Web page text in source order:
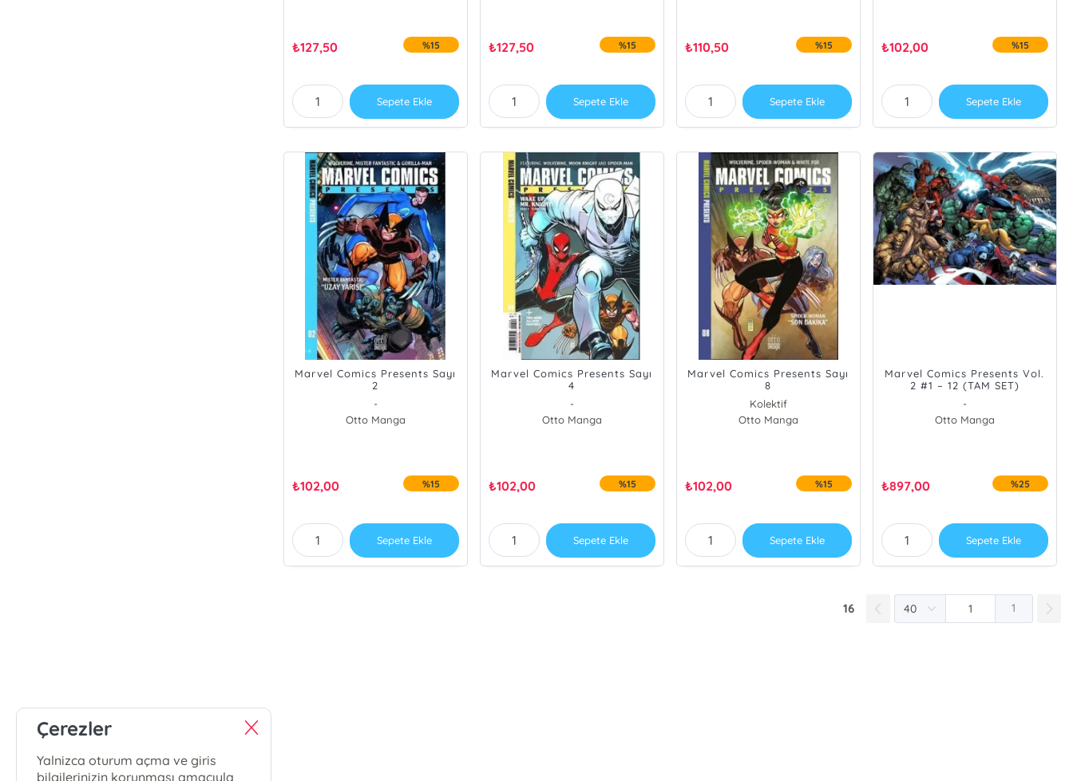
₺127,50 %15
Sepete Ekle
₺127,50 %15
Sepete Ekle
₺110,50 %15
Sepete Ekle
₺102,00 %15
Sepete Ekle
Marvel Comics Presents Sayı
2
-
Otto Manga
₺102,00 %15
Sepete Ekle
Marvel Comics Presents Sayı
4
-
Otto Manga
₺102,00 %15
Sepete Ekle
Marvel Comics Presents Sayı
8
Kolektif
Otto Manga
₺102,00 %15
Sepete Ekle
Marvel Comics Presents Vol.
2 #1 – 12 (TAM SET)
-
Otto Manga
₺897,00 %25
Sepete Ekle
16 1
Çerezler
Yalnizca oturum açma ve giris
bilgilerinizin korunması amacıyla